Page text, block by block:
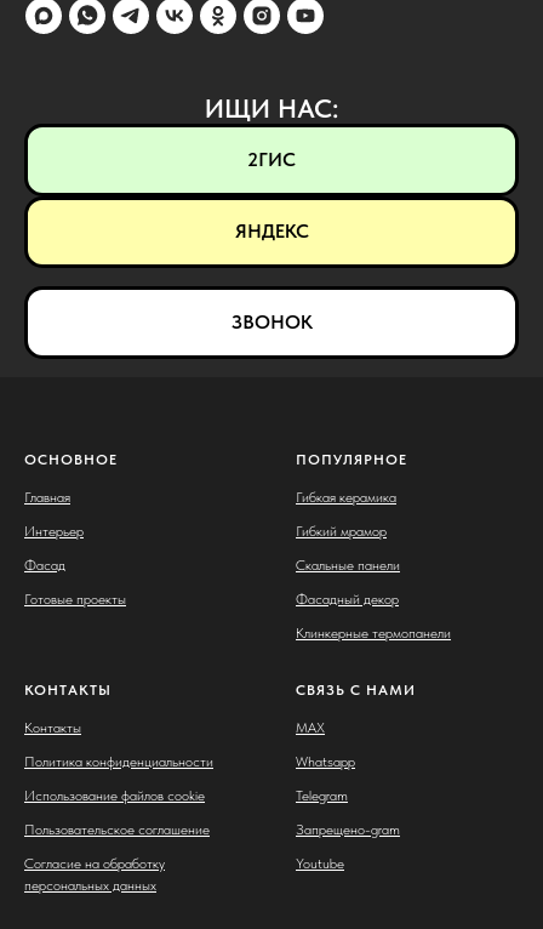
ИЩИ НАС:
2ГИС
ЯНДЕКС
ЗВОНОК
ОСНОВНОЕ
Главная
Интерьер
Фасад
Готовые проекты
ПОПУЛЯРНОЕ
Гибкая керамика
Гибкий мрамор
Скальные панели
Фасадный декор
Клинкерные термопанели
КОНТАКТЫ
Контакты
Политика конфиденциальности
Использование файлов cookie
Пользовательское соглашение
Согласие на обработку
персональных данных
СВЯЗЬ С НАМИ
MAX
Whatsapp
Telegram
Запрещено-gram
Youtube